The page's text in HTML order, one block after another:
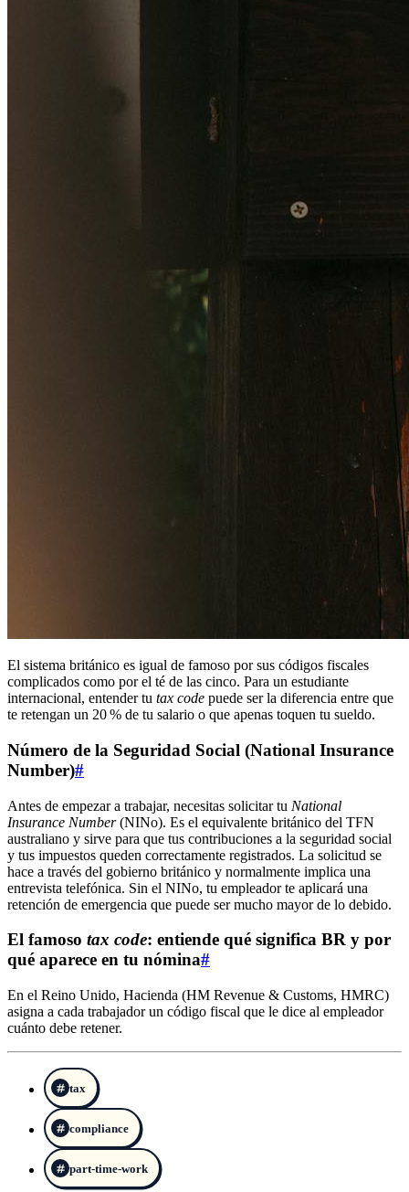
El sistema británico es igual de famoso por sus códigos fiscales
complicados como por el té de las cinco. Para un estudiante
internacional, entender tu tax code puede ser la diferencia entre que
te retengan un 20 % de tu salario o que apenas toquen tu sueldo.
Número de la Seguridad Social (National Insurance
Number)#
Antes de empezar a trabajar, necesitas solicitar tu National
Insurance Number(NINo). Es el equivalente británico del TFN
australiano y sirve para que tus contribuciones a la seguridad social
y tus impuestos queden correctamente registrados. La solicitud se
hace a través del gobierno británico y normalmente implica una
entrevista telefónica. Sin el NINo, tu empleador te aplicará una
retención de emergencia que puede ser mucho mayor de lo debido.
El famoso tax code: entiende qué significa BR y por
qué aparece en tu nómina#
En el Reino Unido, Hacienda (HM Revenue & Customs, HMRC)
asigna a cada trabajador un código fiscal que le dice al empleador
cuánto debe retener.
tax
compliance
part-time-work